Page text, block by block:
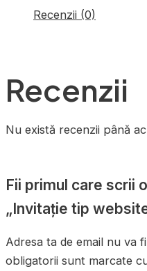
Recenzii (0)
Recenzii
Nu există recenzii până
Fii primul care scrii
„Invitație tip
Adresa ta de email nu va
obligatorii sunt marcate